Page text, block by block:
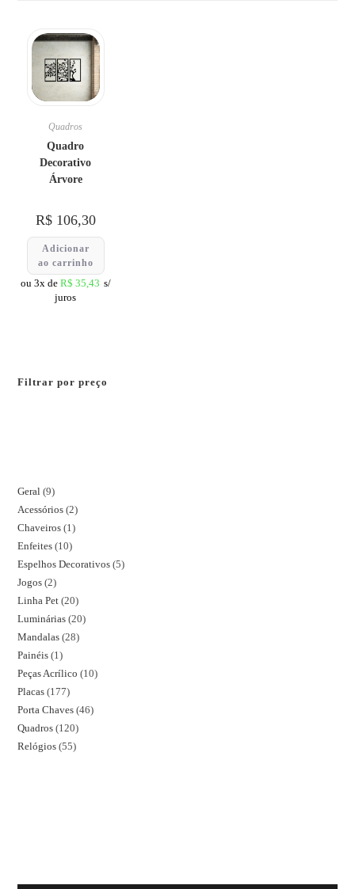
Quadros
Quadro
Decorativo
Árvore
R$106,30
Adicionar
ao carrinho
ou 3x de R$ 35,43 s/
juros
Filtrar por preço
Geral 9
Acessórios 2
Chaveiros 1
Enfeites 10
Espelhos Decorativos 5
Jogos 2
Linha Pet 20
Luminárias 20
Mandalas 28
Painéis 1
Peças Acrílico 10
Placas 177
Porta Chaves 46
Quadros 120
Relógios 55